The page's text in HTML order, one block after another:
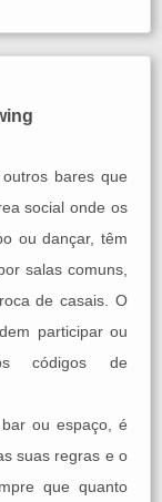
bares que
social onde os
ou dançar, têm
salas comuns,
de casais. O
participar ou
códigos de
ou espaço, é
suas regras e o
que quanto